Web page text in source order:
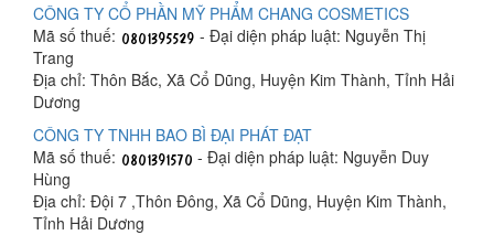
CÔNG TY CỔ PHẦN MỸ PHẨM CHANG COSMETICS
Mã số thuế:
- Đại diện pháp luật: Nguyễn Thị
Trang
Địa chỉ: Thôn Bắc, Xã Cổ Dũng, Huyện Kim Thành, Tỉnh Hải
Dương
CÔNG TY TNHH BAO BÌ ĐẠI PHÁT ĐẠT
Mã số thuế:
- Đại diện pháp luật: Nguyễn Duy
Hùng
Địa chỉ: Đội 7 ,Thôn Đông, Xã Cổ Dũng, Huyện Kim Thành,
Tỉnh Hải Dương